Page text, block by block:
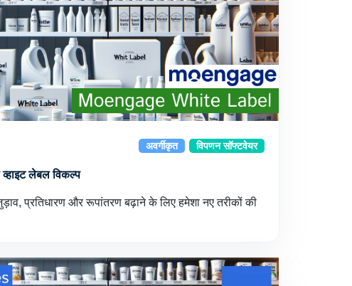
अवर्गीकृत विपणन सॉफ्टवेयर
लेबल विकल्प
प्रतिधारण और रूपांतरण बढ़ाने के लिए हमेशा नए तरीकों की